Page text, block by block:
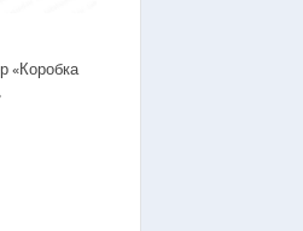
«Коробка